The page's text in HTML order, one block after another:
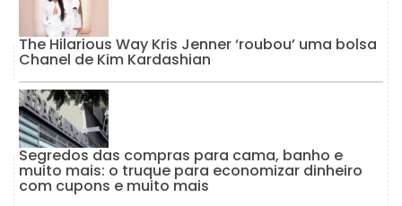
The Hilarious Way Kris Jenner ‘roubou’ uma bolsa
Chanel de Kim Kardashian
Segredos das compras para cama, banho e
muito mais: o truque para economizar dinheiro
com cupons e muito mais